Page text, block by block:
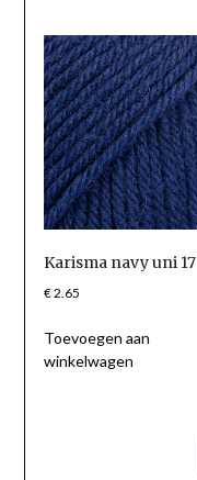
Karisma navy uni 17
€2.65
Toevoegen aan
winkelwagen